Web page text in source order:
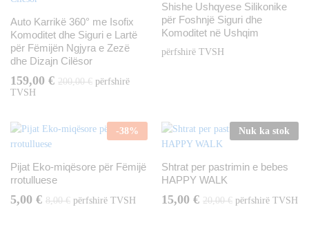
Auto Karrikë 360° me Isofix
Komoditet dhe Siguri e Lartë
për Fëmijën Ngjyra e Zezë
dhe Dizajn Cilësor
159,00 € 200,00€ përfshirë
TVSH
Shishe Ushqyese Silikonike
për Foshnjë Siguri dhe
Komoditet në Ushqim
përfshirë TVSH
-38%
Pijat Eko-miqësore për Fëmijë
rrotulluese
5,00 € 8,00€ përfshirë TVSH
Nuk ka stok
Shtrat per pastrimin e bebes
HAPPY WALK
15,00 € 20,00€ përfshirë TVSH